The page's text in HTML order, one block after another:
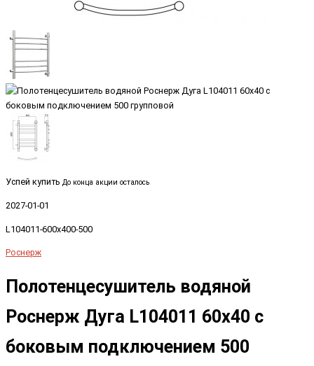
Успей купить До конца акции осталось
2027-01-01
L104011-600x400-500
Роснерж
Полотенцесушитель водяной
Роснерж Дуга L104011 60x40 с
боковым подключением 500